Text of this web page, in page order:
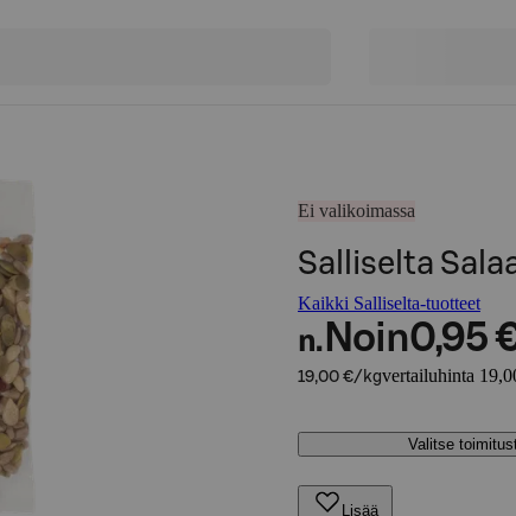
Ei valikoimassa
Salliselta
Kaikki Salliselta-tuotteet
n. Noin0,95
19,00 €/kgvertailuhinta
Valitse
Lisää